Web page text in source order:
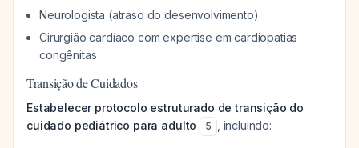
Neurologista (atraso do desenvolvimento)
Cirurgião cardíaco com expertise em cardiopatias
congênitas
Transição de Cuidados
Estabelecer protocolo estruturado de transição do
cuidado pediátrico para adulto
5 , incluindo: